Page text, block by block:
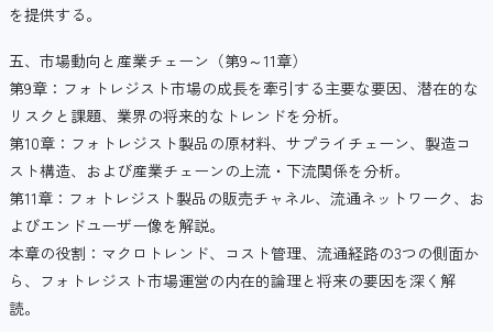
を提供する。
五、市場動向と産業チェーン（第9～11章）
第9章：フォトレジスト市場の成長を牽引する主要な要因、潜在的な
リスクと課題、業界の将来的なトレンドを分析。
第10章：フォトレジスト製品の原材料、サプライチェーン、製造コ
スト構造、および産業チェーンの上流・下流関係を分析。
第11章：フォトレジスト製品の販売チャネル、流通ネットワーク、お
よびエンドユーザー像を解説。
本章の役割：マクロトレンド、コスト管理、流通経路の3つの側面か
ら、フォトレジスト市場運営の内在的論理と将来の要因を深く解
読。